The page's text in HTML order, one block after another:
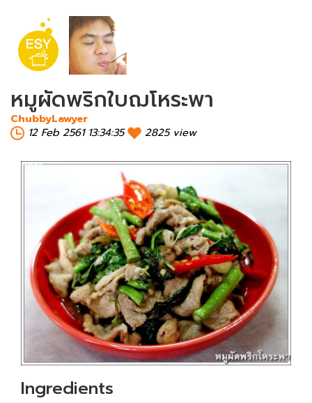
หมูผัดพริกใบฌโหระพา
ChubbyLawyer
12 Feb 2561 13:34:35
2825 view
Ingredients